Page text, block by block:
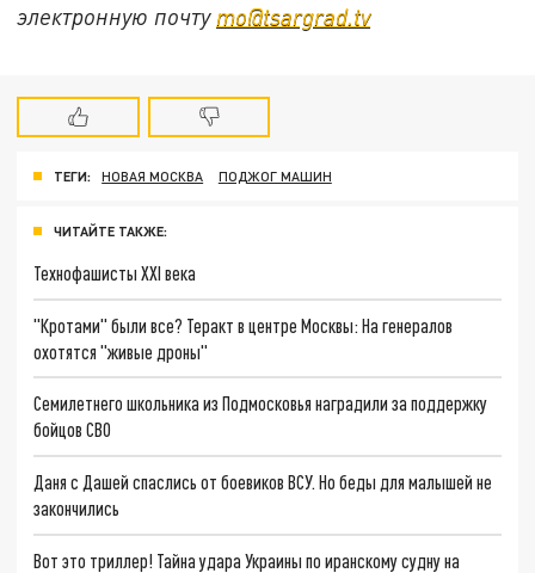
электронную почту mo@tsargrad.tv
ТЕГИ: НОВАЯ МОСКВА ПОДЖОГ МАШИН
ЧИТАЙТЕ ТАКЖЕ:
Технофашисты XXI века
"Кротами" были все? Теракт в центре Москвы: На генералов
охотятся "живые дроны"
Семилетнего школьника из Подмосковья наградили за поддержку
бойцов СВО
Даня с Дашей спаслись от боевиков ВСУ. Но беды для малышей не
закончились
Вот это триллер! Тайна удара Украины по иранскому судну на